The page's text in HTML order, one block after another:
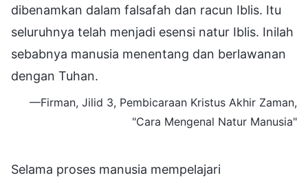
dibenamkan dalam falsafah dan racun Iblis. Itu
seluruhnya telah menjadi esensi natur Iblis. Inilah
sebabnya manusia menentang dan berlawanan
dengan Tuhan.
—Firman, Jilid 3, Pembicaraan Kristus Akhir Zaman,
"Cara Mengenal Natur Manusia"
Selama proses manusia mempelajari